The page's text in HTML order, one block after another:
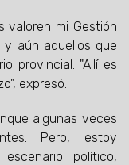
valoren mi Gestión
y aún aquellos que
provincial. "Allí es
expresó.
algunas veces
Pero, estoy
político,